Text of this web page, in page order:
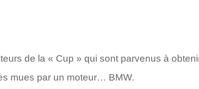
de la « Cup » qui sont parvenus à
mues par un moteur… BMW.